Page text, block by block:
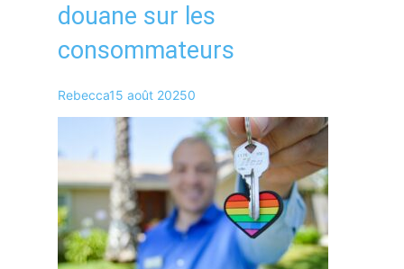
douane sur les
consommateurs
Rebecca15 août 20250